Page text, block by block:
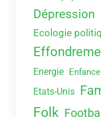
Dépression
Ecologie
Energie Enfance
Etats-Unis
Folk